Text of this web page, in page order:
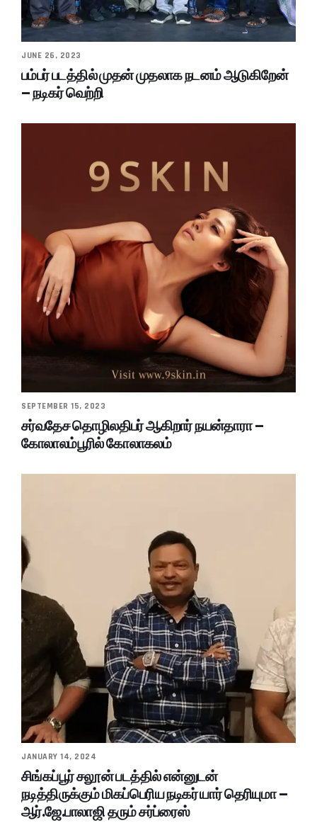
JUNE 26, 2023
பம்பர் படத்தில் முதன் முதலாக நடனம் ஆடுகிறேன்
– நடிகர் வெற்றி
SEPTEMBER 15, 2023
சர்வதேச தொழிலதிபர் ஆகிறார் நயன்தாரா –
கோலாலம்பூரில் கோலாகலம்
JANUARY 14, 2024
சிங்கப்பூர் சலூன் படத்தில் என்னுடன்
நடித்திருக்கும் மிகப்பெரிய நடிகர் யார் தெரியுமா –
ஆர்.ஜே.பாலாஜி தரும் சர்ப்ரைஸ்